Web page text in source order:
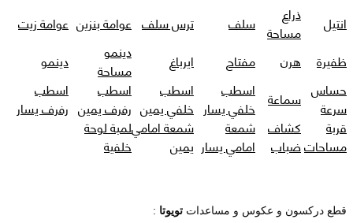
انتيل
ذراع
مساحة سلف ترس سلف عوامة بنزين عوامة زيت
ظفيرة
هرن مفتاح ايرباغ
دينمو
مساحة
دينمو
حساس
سرعة
سماعة اسطب
خلفي يسار
اسطب
خلفي يمين
اسطب
رفرف يمين
اسطب
رفرف يسار
قربة
مساحات
كشاف
ضباب
شمعة
امامي يسار
شمعة امامي
يمين
لمبة لوحة
خلفية
قطع دركسون و عكوس و مساعدات تويوتا :